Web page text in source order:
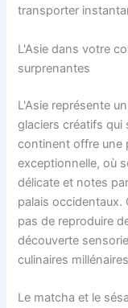
transporter
L'Asie dans votre
surprenantes
L'Asie représente
glaciers créatifs
continent offre une
exceptionnelle, où
délicate et notes
palais occidentaux.
pas de reproduire
découverte
culinaires
Le matcha et le